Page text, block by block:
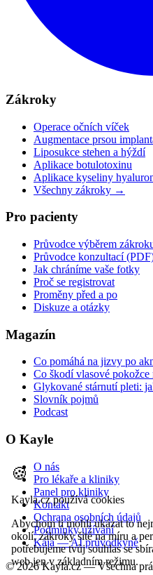
Zákroky
Operace očních víček
Augmentace prsou
Liposukce stehen a hýždí
Aplikace botulotoxinu
Aplikace kyseliny
Všechny zákroky →
Pro pacienty
Průvodce výběrem
Průvodce konzultací
Jak chráníme vaše fotky
Proč se registrovat
Proměny před a po
Diskuze a otázky
Magazín
Co pomáhá na jizvy po
Co škodí vlasové pokožce
Glykované stárnutí pleti:
Slovník pojmů
Podcast
O Kayle
O nás
Pro lékaře a kliniky
Panel pro kliniky
Kontakt
Ochrana osobních údajů
Podmínky užívání
Kája — AI průvodkyně
©2026Kayla.cz — Všechna
🍪
Kayla.cz používá cookies
Abychom ti mohli ukázat to
okolí, zákroky šité na míru a
potřebujeme tvůj souhlas se
web jen v základním režimu.